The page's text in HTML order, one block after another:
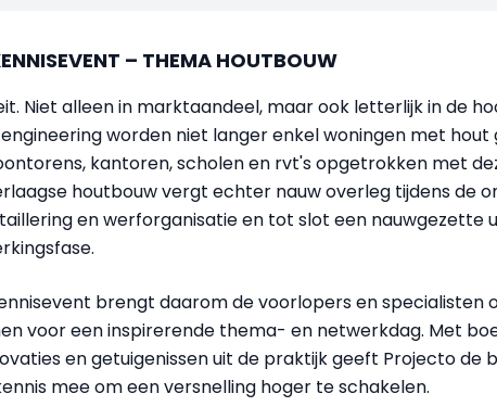
– THEMA HOUTBOUW
Niet alleen in marktaandeel, maar ook letterlijk in de
worden niet langer enkel woningen met hout
kantoren, scholen en rvt's opgetrokken met
houtbouw vergt echter nauw overleg tijdens de
en werforganisatie en tot slot een nauwgezette
brengt daarom de voorlopers en specialisten
voor een inspirerende thema- en netwerkdag. Met
en getuigenissen uit de praktijk geeft Projecto de
mee om een versnelling hoger te schakelen.